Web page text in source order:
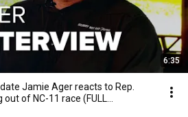
6:35
Jamie Ager reacts to Rep.
out of NC-11 race (FULL